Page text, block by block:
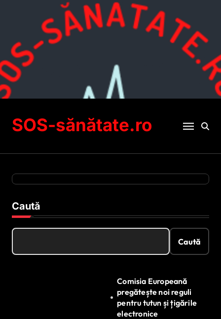
SOS-sănătate.ro
Caută
Caută
Comisia Europeană
pregătește noi reguli
pentru tutun și țigările
electronice